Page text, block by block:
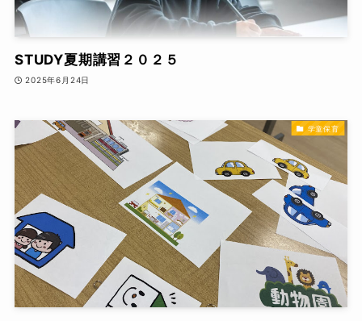
STUDY夏期講習２０２５
2025年6月24日
学童保育